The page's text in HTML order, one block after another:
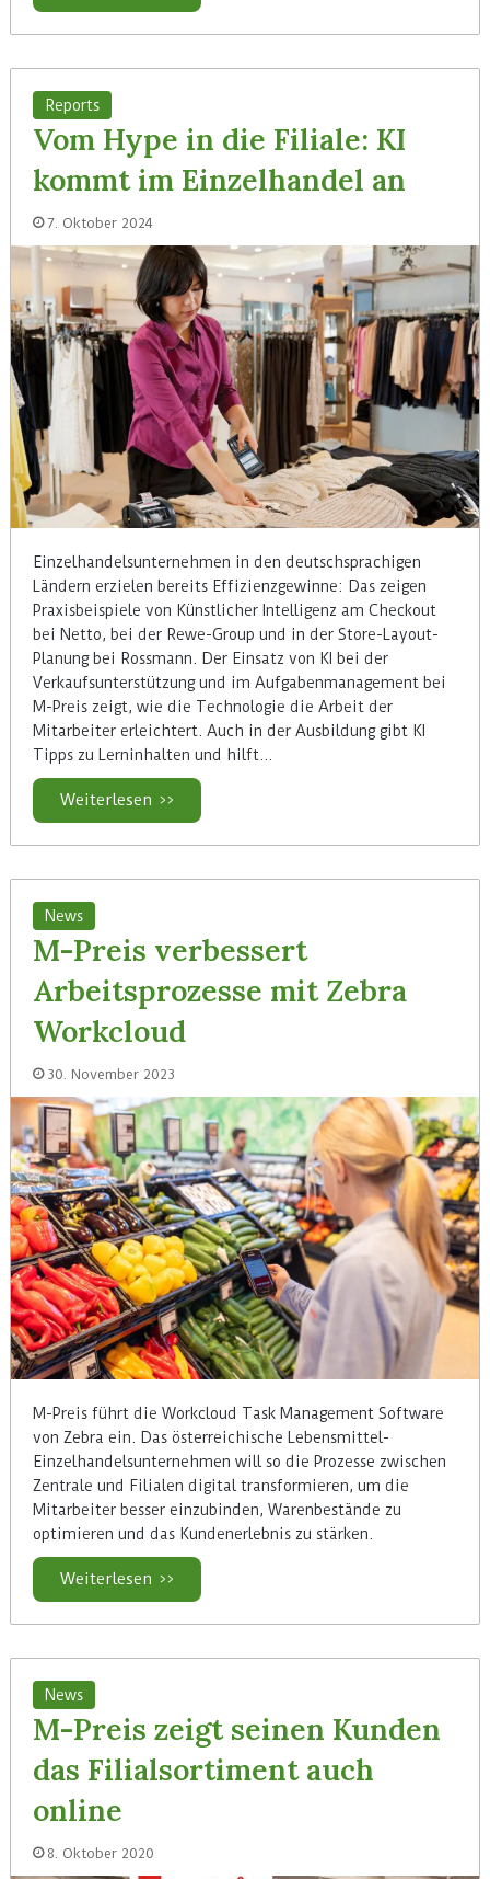
Reports
Vom Hype in die Filiale: KI
kommt im Einzelhandel an
7. Oktober 2024
Einzelhandelsunternehmen in den deutschsprachigen
Ländern erzielen bereits Effizienzgewinne: Das zeigen
Praxisbeispiele von Künstlicher Intelligenz am Checkout
bei Netto, bei der Rewe-Group und in der Store-Layout-
Planung bei Rossmann. Der Einsatz von KI bei der
Verkaufsunterstützung und im Aufgabenmanagement bei
M-Preis zeigt, wie die Technologie die Arbeit der
Mitarbeiter erleichtert. Auch in der Ausbildung gibt KI
Tipps zu Lerninhalten und hilft…
Weiterlesen >>
News
M-Preis verbessert
Arbeitsprozesse mit Zebra
Workcloud
30. November 2023
M-Preis führt die Workcloud Task Management Software
von Zebra ein. Das österreichische Lebensmittel-
Einzelhandelsunternehmen will so die Prozesse zwischen
Zentrale und Filialen digital transformieren, um die
Mitarbeiter besser einzubinden, Warenbestände zu
optimieren und das Kundenerlebnis zu stärken.
Weiterlesen >>
News
M-Preis zeigt seinen Kunden
das Filialsortiment auch
online
8. Oktober 2020